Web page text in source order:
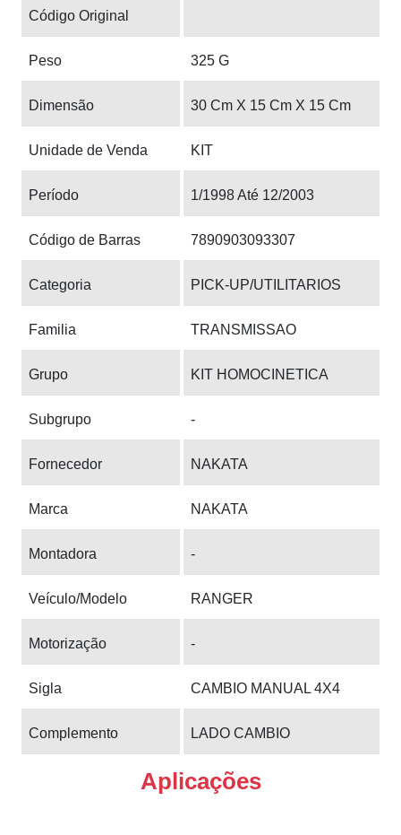
Código Original
Peso 325 G
Dimensão 30 Cm X 15 Cm X 15 Cm
Unidade de Venda KIT
Período 1/1998 Até 12/2003
Código de Barras 7890903093307
Categoria PICK-UP/UTILITARIOS
Familia TRANSMISSAO
Grupo KIT HOMOCINETICA
Subgrupo -
Fornecedor NAKATA
Marca NAKATA
Montadora -
Veículo/Modelo RANGER
Motorização -
Sigla CAMBIO MANUAL 4X4
Complemento LADO CAMBIO
Aplicações